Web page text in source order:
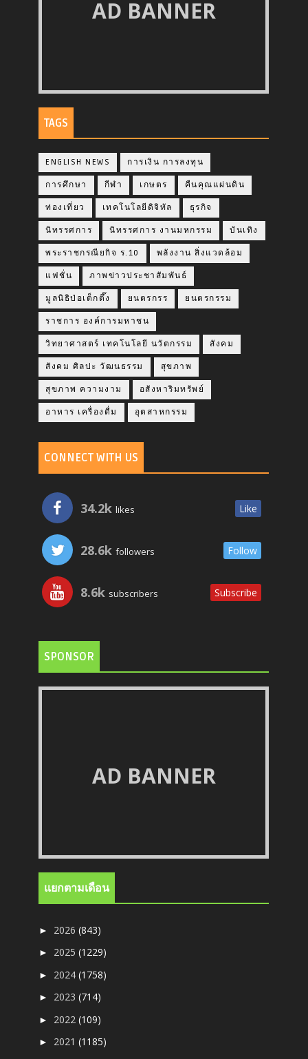
AD BANNER
TAGS
ENGLISH NEWS การเงิน การลงทุน
การศึกษา กีฬา เกษตร คืนคุณแผ่นดิน
ท่องเที่ยว เทคโนโลยีดิจิทัล ธุรกิจ
นิทรรศการ นิทรรศการ งานมหกรรม บันเทิง
พระราชกรณียกิจ ร.10 พลังงาน สิ่งแวดล้อม
แฟชั่น ภาพข่าวประชาสัมพันธ์
มูลนิธิป่อเต็กตึ๊ง ยนตรกรร ยนตรกรรม
ราชการ องค์การมหาชน
วิทยาศาสตร์ เทคโนโลยี นวัตกรรม สังคม
สังคม ศิลปะ วัฒนธรรม สุขภาพ
สุขภาพ ความงาม อสังหาริมทรัพย์
อาหาร เครื่องดื่ม อุตสาหกรรม
CONNECT WITH US
34.2k likes Like
28.6k followers Follow
8.6k subscribers Subscribe
SPONSOR
AD BANNER
แยกตามเดือน
► 2026(843)
► 2025(1229)
► 2024(1758)
► 2023(714)
► 2022(109)
► 2021(1185)